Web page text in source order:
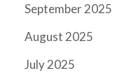
September 2025
August 2025
July 2025